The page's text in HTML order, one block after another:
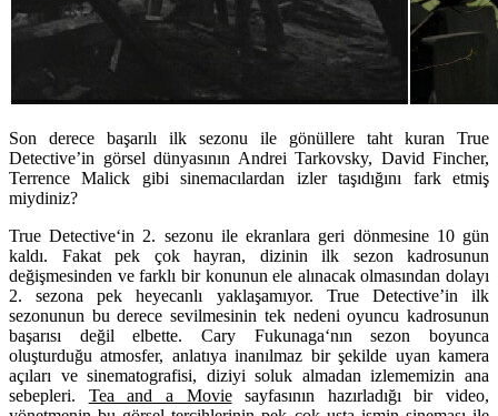
Son derece başarılı ilk sezonu ile gönüllere taht kuran True
Detective’in görsel dünyasının Andrei Tarkovsky, David Fincher,
Terrence Malick gibi sinemacılardan izler taşıdığını fark etmiş
miydiniz?
True Detective‘in 2. sezonu ile ekranlara geri dönmesine 10 gün
kaldı. Fakat pek çok hayran, dizinin ilk sezon kadrosunun
değişmesinden ve farklı bir konunun ele alınacak olmasından dolayı
2. sezona pek heyecanlı yaklaşamıyor. True Detective’in ilk
sezonunun bu derece sevilmesinin tek nedeni oyuncu kadrosunun
başarısı değil elbette. Cary Fukunaga‘nın sezon boyunca
oluşturduğu atmosfer, anlatıya inanılmaz bir şekilde uyan kamera
açıları ve sinematografisi, diziyi soluk almadan izlememizin ana
sebepleri. Tea and a Moviesayfasının hazırladığı bir video,